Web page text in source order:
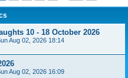
10 - 18 October 2026
Aug 02, 2026 18:14
Aug 02, 2026 16:09